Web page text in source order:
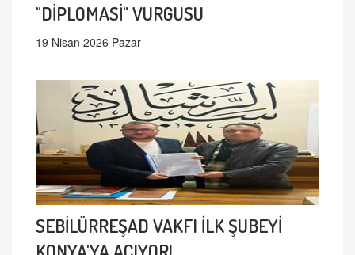
"DİPLOMASİ" VURGUSU
19 Nisan 2026 Pazar
SEBİLÜRREŞAD VAKFI İLK ŞUBEYİ
KONYA'YA AÇIYOR!